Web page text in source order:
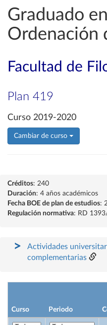
Graduado
Ordenación
Facultad de
Plan 419
Curso 2019-2020
Cambiar de curso
Créditos: 240
Duración: 4 años académicos
Fecha BOE de plan de estudios:
Regulación normativa: RD
Actividades
complementarias
Curso Periodo